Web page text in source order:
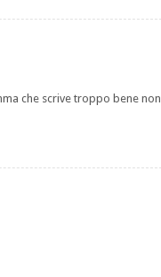
che scrive troppo bene non